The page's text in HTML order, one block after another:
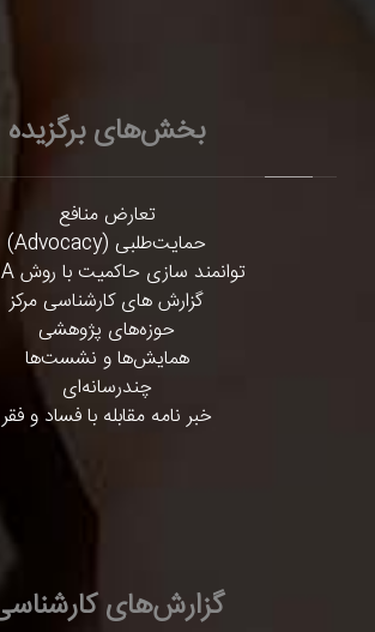
بخش‌های برگزیده
تعارض منافع
حمایت‌طلبی (Advocacy)
توانمند سازی حاکمیت با روش PDIA
گزارش های کارشناسی مرکز
حوزه‌های پژوهشی
همایش‌ها و نشست‌ها
چندرسانه‌ای
خبر نامه مقابله با فساد و فقر
گزارش‌های